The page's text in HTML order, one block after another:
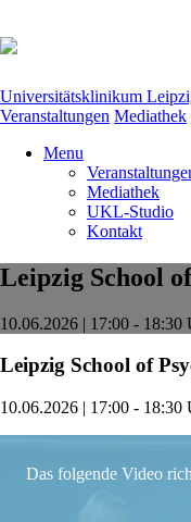
Universitätsklinikum
Veranstaltungen Mediathek
Menu
Mediathek
UKL-Studio
Kontakt
Leipzig School
10.06.2026 | 17:00 - 18:30
Leipzig School of
10.06.2026 | 17:00 - 18:30
Das folgende Video